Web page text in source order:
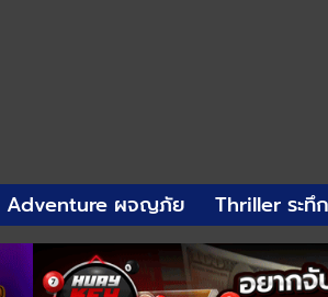
Adventure ผจญภัย Thriller ระ